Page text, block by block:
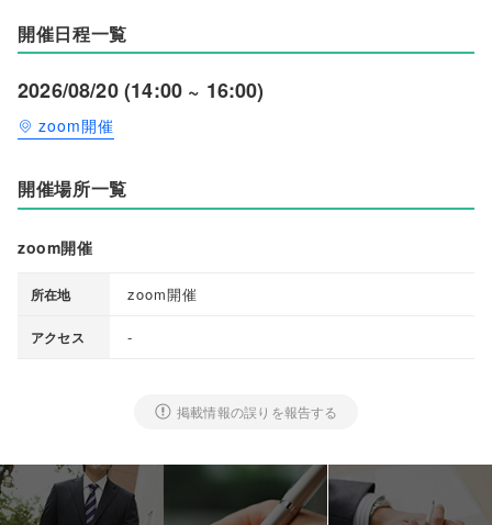
開催日程一覧
2026/08/20 (14:00 ~ 16:00)
zoom開催
開催場所一覧
zoom開催
所在地 zoom開催
アクセス -
掲載情報の誤りを報告する